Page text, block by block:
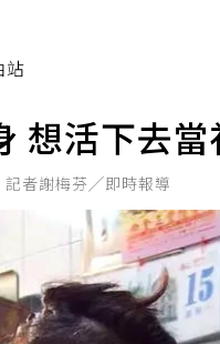
站
想活下去
記者謝梅芬╱即時報導